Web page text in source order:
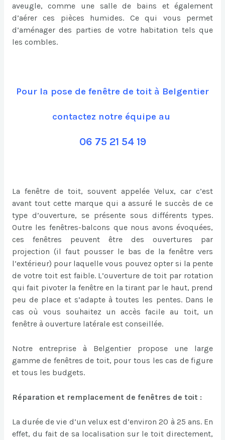
aveugle, comme une salle de bains et également
d’aérer ces pièces humides. Ce qui vous permet
d’aménager des parties de votre habitation tels que
les combles.
Pour la pose de fenêtre de toit à Belgentier
contactez notre équipe au
06 75 21 54 19
La fenêtre de toit, souvent appelée Velux, car c’est
avant tout cette marque qui a assuré le succès de ce
type d’ouverture, se présente sous différents types.
Outre les fenêtres-balcons que nous avons évoquées,
ces fenêtres peuvent être des ouvertures par
projection (il faut pousser le bas de la fenêtre vers
l’extérieur) pour laquelle vous pouvez opter si la pente
de votre toit est faible. L’ouverture de toit par rotation
qui fait pivoter la fenêtre en la tirant par le haut, prend
peu de place et s’adapte à toutes les pentes. Dans le
cas où vous souhaitez un accès facile au toit, un
fenêtre à ouverture latérale est conseillée.
Notre entreprise à Belgentier propose une large
gamme de fenêtres de toit, pour tous les cas de figure
et tous les budgets.
Réparation et remplacement de fenêtres de toit :
La durée de vie d’un velux est d’environ 20 à 25 ans. En
effet, du fait de sa localisation sur le toit directement,